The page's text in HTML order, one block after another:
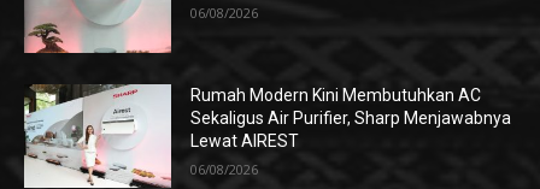
06/08/2026
Rumah Modern Kini Membutuhkan AC
Sekaligus Air Purifier, Sharp Menjawabnya
Lewat AIREST
06/08/2026